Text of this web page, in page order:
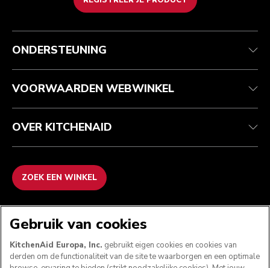
Health check
Je bestelling volgen
Garantie en documenten
Veelgestelde vragen
Algemene voorwaarden
Retournering en terugbetaling
Imprint
ODR
Het merk
Zoek een winkel
ONDERSTEUNING
VOORWAARDEN WEBWINKEL
OVER KITCHENAID
ZOEK EEN WINKEL
Gebruik van cookies
KitchenAid Europa, Inc. gebruikt eigen cookies en cookies van
derden om de functionaliteit van de site te waarborgen en een optimale